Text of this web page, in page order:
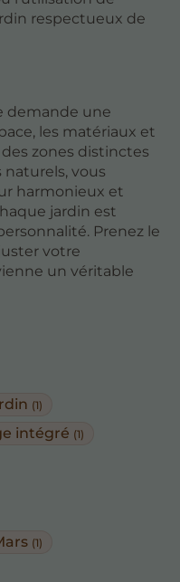
(1)
intégré (1)
(1)
respectueux de
demande une
les matériaux et
zones distinctes
vous
harmonieux et
jardin est
Prenez le
votre
un véritable